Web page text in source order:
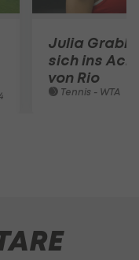
Julia
sich ins
von Rio
Tennis - WTA